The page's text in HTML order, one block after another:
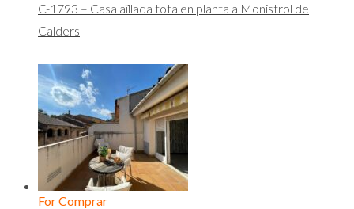
C-1793 – Casa aïllada tota en planta a Monistrol de
Calders
For Comprar